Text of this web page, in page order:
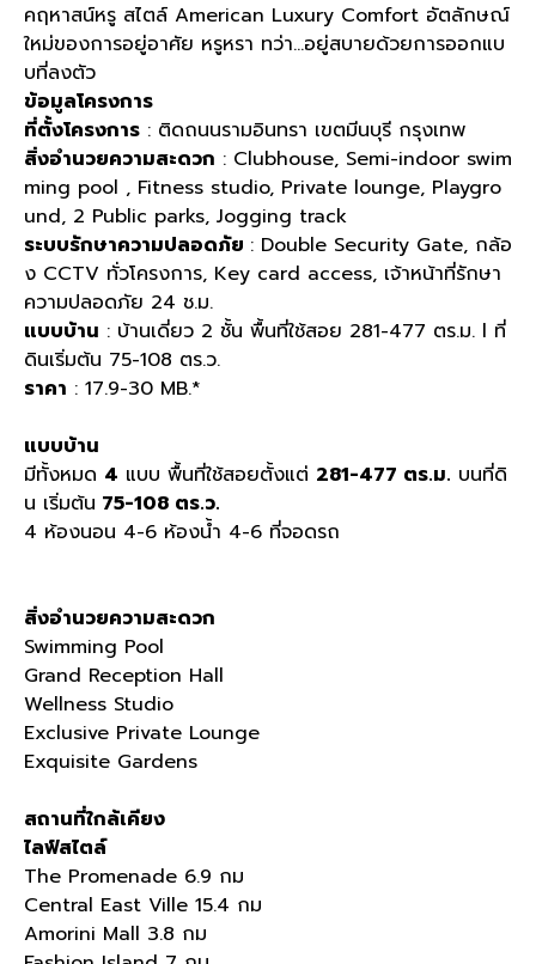
คฤหาสน์หรู สไตล์ American Luxury Comfort อัตลักษณ์
ใหม่ของการอยู่อาศัย หรูหรา ทว่า...อยู่สบายด้วยการออกแบ
บที่ลงตัว
ข้อมูลโครงการ
ที่ตั้งโครงการ : ติดถนนรามอินทรา เขตมีนบุรี กรุงเทพ
สิ่งอำนวยความสะดวก : Clubhouse, Semi-indoor swim
ming pool , Fitness studio, Private lounge, Playgro
und, 2 Public parks, Jogging track
ระบบรักษาความปลอดภัย : Double Security Gate, กล้อ
ง CCTV ทั่วโครงการ, Key card access, เจ้าหน้าที่รักษา
ความปลอดภัย 24 ช.ม.
แบบบ้าน : บ้านเดี่ยว 2 ชั้น พื้นที่ใช้สอย 281-477 ตร.ม. l ที่
ดินเริ่มต้น 75-108 ตร.ว.
ราคา : 17.9-30 MB.*
แบบบ้าน
มีทั้งหมด 4 แบบ พื้นที่ใช้สอยตั้งแต่ 281-477 ตร.ม. บนที่ดิ
น เริ่มต้น 75-108 ตร.ว.
4 ห้องนอน 4-6 ห้องน้ำ 4-6 ที่จอดรถ
สิ่งอำนวยความสะดวก
Swimming Pool
Grand Reception Hall
Wellness Studio
Exclusive Private Lounge
Exquisite Gardens
สถานที่ใกล้เคียง
ไลฟ์สไตล์
The Promenade 6.9 กม
Central East Ville 15.4 กม
Amorini Mall 3.8 กม